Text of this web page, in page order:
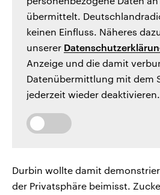
übermittelt.
keinen Einfluss. Näheres
unserer
Anzeige und die damit
Datenübermittlung mit dem
jederzeit wieder deaktivieren.
Durbin wollte damit
der Privatsphäre beimisst.